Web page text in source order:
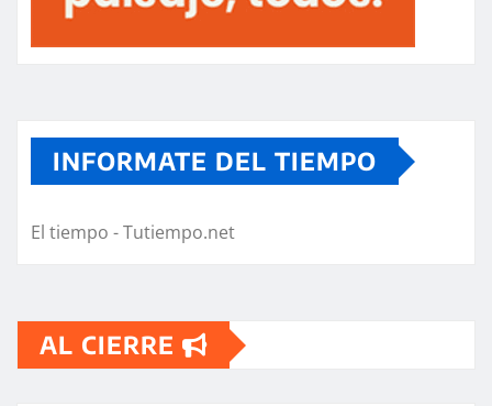
INFORMATE DEL TIEMPO
El tiempo - Tutiempo.net
AL CIERRE